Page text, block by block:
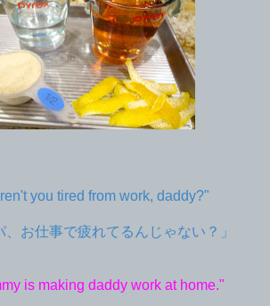
you tired from work, daddy?"
、お仕事で疲れてるんじゃない？」
is making daddy work at home."